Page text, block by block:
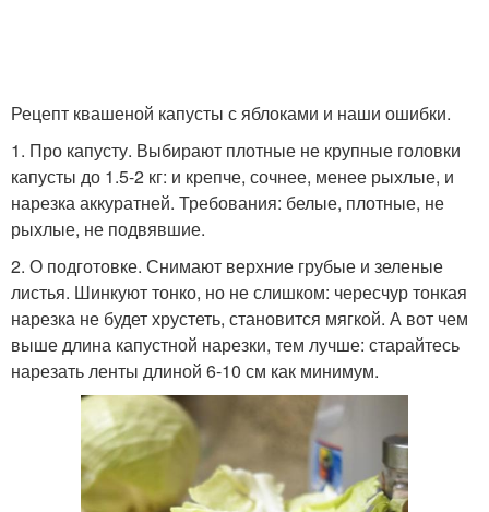
Рецепт квашеной капусты с яблоками и наши ошибки.
1. Про капусту. Выбирают плотные не крупные головки
капусты до 1.5-2 кг: и крепче, сочнее, менее рыхлые, и
нарезка аккуратней. Требования: белые, плотные, не
рыхлые, не подвявшие.
2. О подготовке. Снимают верхние грубые и зеленые
листья. Шинкуют тонко, но не слишком: чересчур тонкая
нарезка не будет хрустеть, становится мягкой. А вот чем
выше длина капустной нарезки, тем лучше: старайтесь
нарезать ленты длиной 6-10 см как минимум.